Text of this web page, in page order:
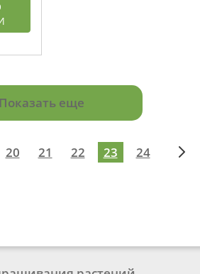
Показать еще
20 21 22 23 24